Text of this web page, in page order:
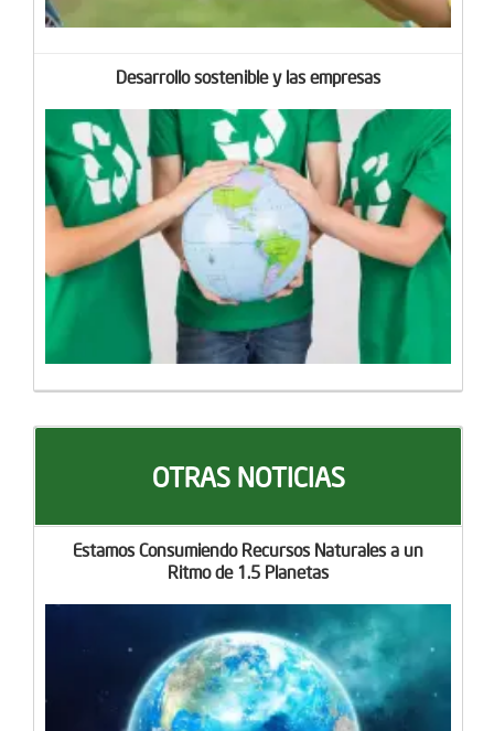
Desarrollo sostenible y las empresas
OTRAS NOTICIAS
Estamos Consumiendo Recursos Naturales a un
Ritmo de 1.5 Planetas